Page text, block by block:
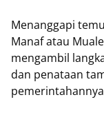
Menanggapi
Manaf atau
mengambil
dan penataan